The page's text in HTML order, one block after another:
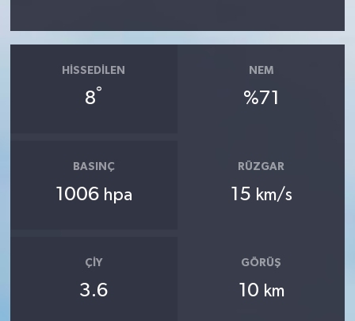
HISSEDILEN
8°
NEM
%71
BASINÇ
1006 hpa
RÜZGAR
15 km/s
ÇIY
3.6
GÖRÜŞ
10 km